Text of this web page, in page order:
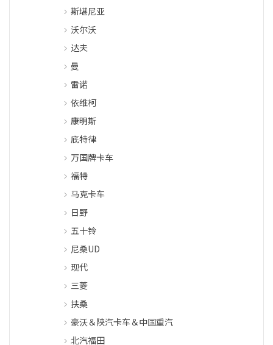
斯堪尼亚
沃尔沃
达夫
曼
雷诺
依维柯
康明斯
底特律
万国牌卡车
福特
马克卡车
日野
五十铃
尼桑UD
现代
三菱
扶桑
豪沃＆陕汽卡车＆中国重汽
北汽福田